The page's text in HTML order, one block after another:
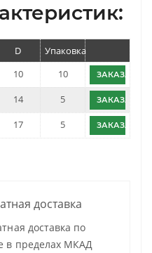
D
Упаковка
10 10 ЗАКАЗАТЬ
14 5 ЗАКАЗАТЬ
17 5 ЗАКАЗАТЬ
доставка
доставка по
в пределах МКАД